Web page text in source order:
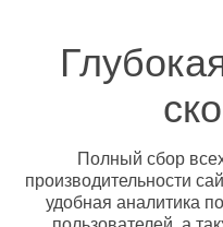
Полный сбор
производительности
удобная аналитика